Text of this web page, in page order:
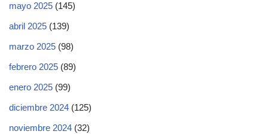
mayo 2025 (145)
abril 2025 (139)
marzo 2025 (98)
febrero 2025 (89)
enero 2025 (99)
diciembre 2024 (125)
noviembre 2024 (32)